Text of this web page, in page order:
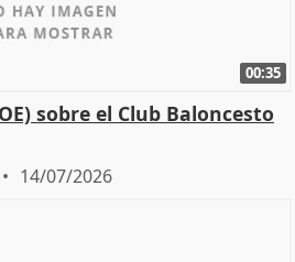
00:35
sobre el Club Baloncesto
14/07/2026